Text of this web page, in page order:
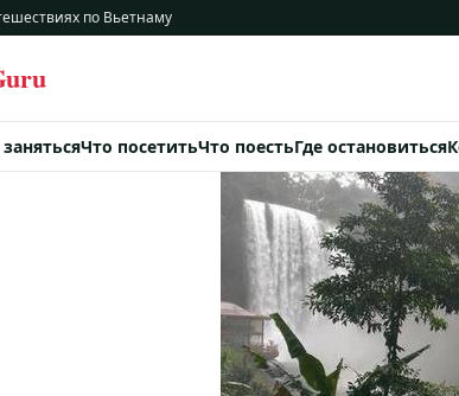
по Вьетнаму
Что посетитьЧто поестьГде остановиться